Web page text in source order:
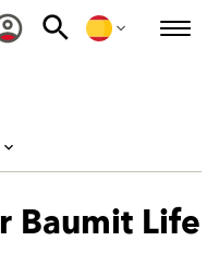
Baumit Life